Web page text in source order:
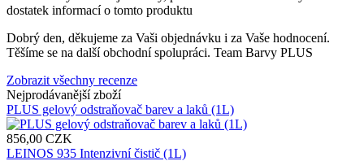
dostatek informací o tomto produktu
Dobrý den, děkujeme za Vaši objednávku i za Vaše hodnocení.
Těšíme se na další obchodní spolupráci. Team Barvy PLUS
Zobrazit všechny recenze
Nejprodávanější zboží
PLUS gelový odstraňovač barev a laků (1L)
856,00 CZK
LEINOS 935 Intenzivní čistič (1L)